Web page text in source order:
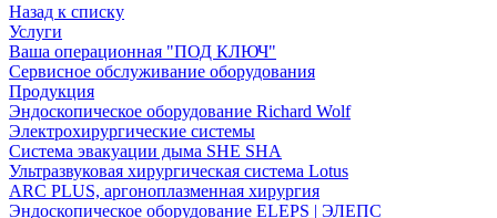
Назад к списку
Услуги
Ваша операционная "ПОД КЛЮЧ"
Сервисное обслуживание оборудования
Продукция
Эндоскопическое оборудование Richard Wolf
Электрохирургические системы
Система эвакуации дыма SHE SHA
Ультразвуковая хирургическая система Lotus
ARC PLUS, аргоноплазменная хирургия
Эндоскопическое оборудование ELEPS | ЭЛЕПС